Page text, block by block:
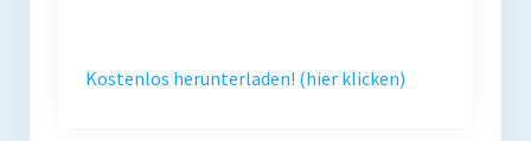
Kostenlos herunterladen! (hier klicken)